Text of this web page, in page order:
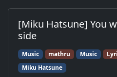
[Miku Hatsune] You
side
Music mathru Music
Miku Hatsune